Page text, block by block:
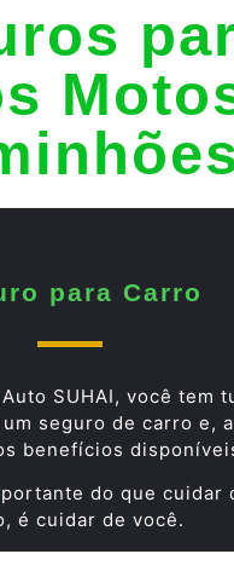
para Carro
SUHAI, você tem
seguro de carro e,
benefícios
do que cuidar
é cuidar de você.